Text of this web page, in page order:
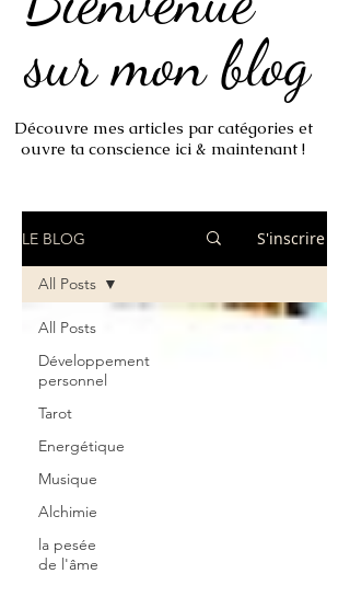
sur mon blog
sur mon blog
Découvre mes articles par catégories et
ouvre ta conscience ici & maintenant !
LE BLOG S'inscrire
All Posts
Développement
personnel
Tarot
Energétique
Musique
Alchimie
la pesée
de l'âme
All Posts